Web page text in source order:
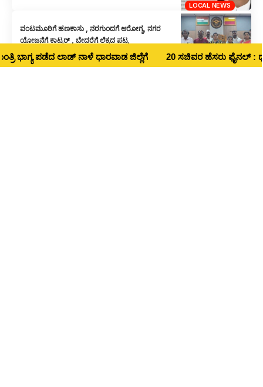
LOCAL NEWS
ವಂಟಮೂರಿಗೆ ಹಣಕಾಸು , ನರಗುಂದಗೆ ಆರೋಗ್ಯ, ನಗರ
ಯೋಜನೆಗೆ ಕಾಟ್ಕರ್ , ಬೇದರೆಗೆ ಲೆಕ್ಕದ ಪಟ್ಟ
ಪಡೆದ ಲಾಡ್‌ ನಾಳೆ ಧಾರವಾಡ ಜಿಲ್ಲೆಗೆ 20 ಸಚಿವರ ಹೆಸರು ಫೈನಲ್ :